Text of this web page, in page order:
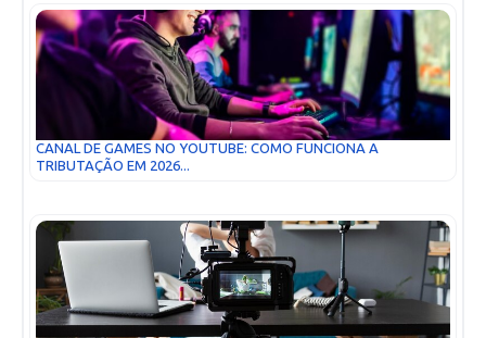
CANAL DE GAMES NO YOUTUBE: COMO FUNCIONA A
TRIBUTAÇÃO EM 2026...